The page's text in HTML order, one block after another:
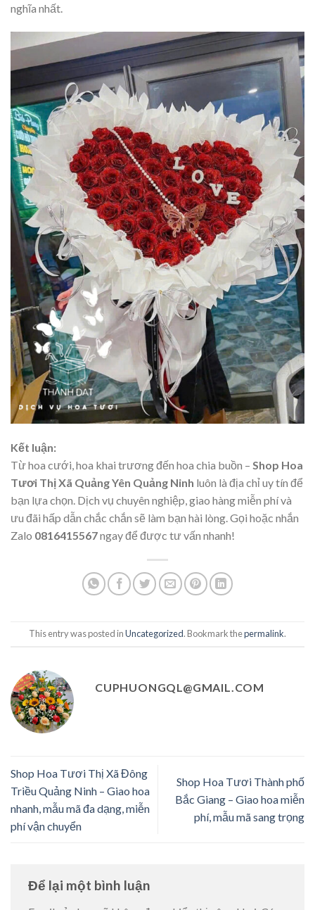
nghĩa nhất.
Kết luận:
Từ hoa cưới, hoa khai trương đến hoa chia buồn – Shop Hoa
Tươi Thị Xã Quảng Yên Quảng Ninh luôn là địa chỉ uy tín để
bạn lựa chọn. Dịch vụ chuyên nghiệp, giao hàng miễn phí và
ưu đãi hấp dẫn chắc chắn sẽ làm bạn hài lòng. Gọi hoặc nhắn
Zalo 0816415567ngay để được tư vấn nhanh!
This entry was posted inUncategorized. Bookmark thepermalink.
CUPHUONGQL@GMAIL.COM
Shop Hoa Tươi Thị Xã Đông
Triều Quảng Ninh – Giao hoa
nhanh, mẫu mã đa dạng, miễn
phí vận chuyển
Shop Hoa Tươi Thành phố
Bắc Giang – Giao hoa miễn
phí, mẫu mã sang trọng
Để lại một bình luận